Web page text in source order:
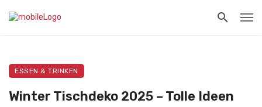
ESSEN & TRINKEN
Winter Tischdeko 2025 – Tolle Ideen